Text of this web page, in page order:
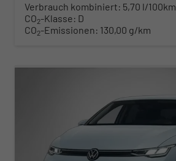
Verbrauch kombiniert: 5,70 l/100km
CO2-Klasse: D
CO2-Emissionen: 130,00 g/km